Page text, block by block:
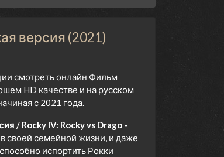
версия (2021)
смотреть онлайн Фильм
HD качестве и на русском
с 2021 года.
/ Rocky IV: Rocky vs Drago -
своей семейной жизни, и даже
испортить Рокки